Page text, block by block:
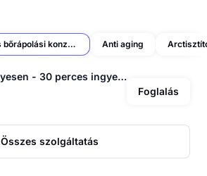
30 perces ingyenes bőrápolási konzultáció Anti aging
Ismerj meg személyesen - 30 perces ingyenes bőrápolási konzultáció
Foglalás
Összes szolgáltatás